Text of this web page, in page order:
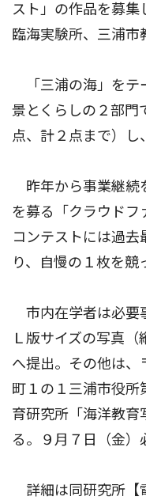
スト」の作品を募
臨海実験所、三浦市
「三浦の海」をテ
景とくらしの２部門
点、計２点まで）し
昨年から事業継続
を募る「クラウドフ
コンテストには過去
り、自慢の１枚を競
市内在学者は必要
Ｌ版サイズの写真
へ提出。その他は
町１の１三浦市役
育研究所「海洋教育
る。９月７日（金）
詳細は同研究所【